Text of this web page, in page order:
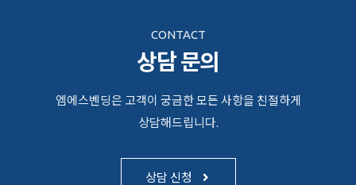
CONTACT
상담 문의
엠에스벤딩은 고객이 궁금한 모든 사항을 친절하게
상담해드립니다.
상담 신청